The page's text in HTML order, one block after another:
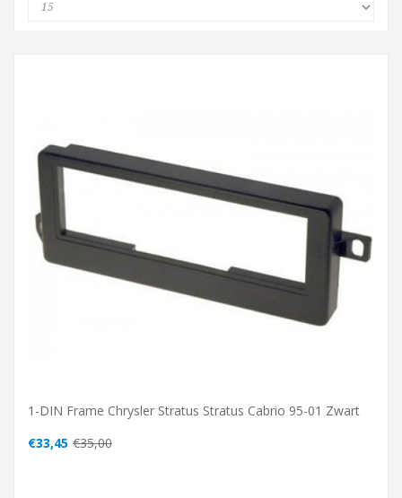
1-DIN Frame Chrysler Stratus Stratus Cabrio 95-01 Zwart
€33,45 €35,00